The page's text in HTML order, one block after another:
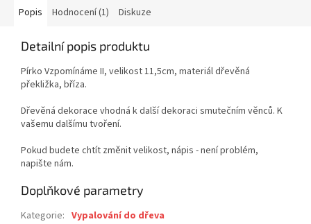
Popis Hodnocení (1) Diskuze
Detailní popis produktu
Pírko Vzpomínáme II, velikost 11,5cm, materiál dřevěná
překližka, bříza.
Dřevěná dekorace vhodná k další dekoraci smutečním věnců. K
vašemu dalšímu tvoření.
Pokud budete chtít změnit velikost, nápis - není problém,
napište nám.
Doplňkové parametry
Kategorie: Vypalování do dřeva